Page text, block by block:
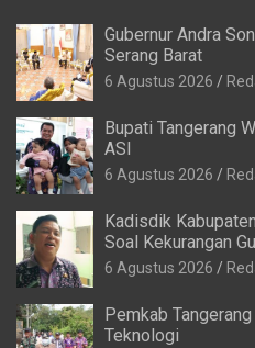
Gubernur Andra
Serang Barat
6 Agustus 2026
Bupati Tangerang
ASI
6 Agustus 2026
Kadisdik
Soal Kekurangan
6 Agustus 2026
Pemkab
Teknologi